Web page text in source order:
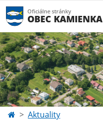
Oficiálne stránky
OBEC KAMIENKA
Aktuality